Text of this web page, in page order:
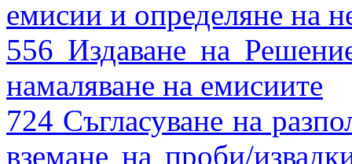
емисии и определяне на
556 Издаване на
намаляване на емисиите
724 Съгласуване на
вземане на проби/